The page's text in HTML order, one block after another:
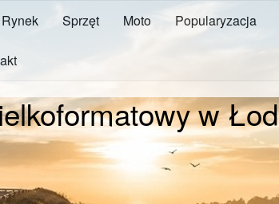
Rynek Sprzęt Moto Popularyzacja
w